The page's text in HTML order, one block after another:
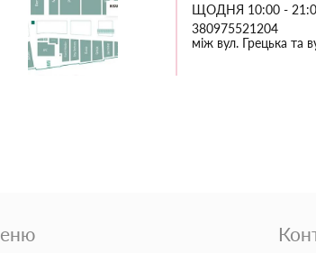
ЩОДНЯ 10:00 -
380975521204
між вул. Грецька та